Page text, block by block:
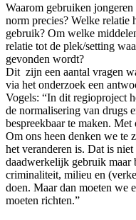
Waarom gebruiken
norm precies? Welke relatie
gebruik? Om welke
relatie tot de plek/setting
gevonden wordt?
Dit zijn een aantal vragen
via het onderzoek een
Vogels: “In dit regioproject
de normalisering van drugs
bespreekbaar te maken.
Om ons heen denken we te
het veranderen is. Dat is
daadwerkelijk gebruik maar
criminaliteit, milieu en
doen. Maar dan moeten we
moeten richten.”